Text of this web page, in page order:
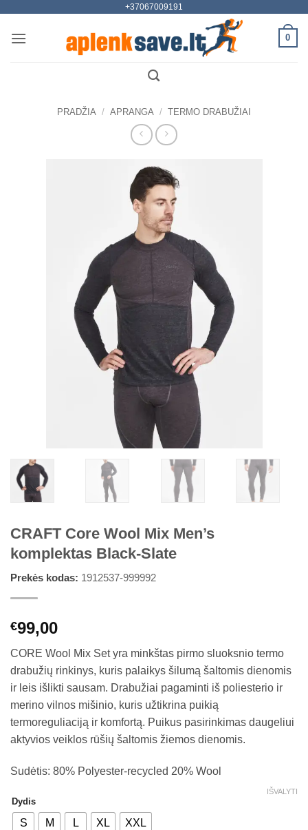
content
+37067009191
0
PRADŽIA / APRANGA / TERMO DRABUŽIAI
CRAFT Core Wool Mix Men’s
komplektas Black-Slate
Prekės kodas: 1912537-999992
€99,00
CORE Wool Mix Set yra minkštas pirmo sluoksnio termo
drabužių rinkinys, kuris palaikys šilumą šaltomis dienomis
ir leis išlikti sausam. Drabužiai pagaminti iš poliesterio ir
merino vilnos mišinio, kuris užtikrina puikią
termoreguliaciją ir komfortą. Puikus pasirinkimas daugeliui
aktyvios veiklos rūšių šaltomis žiemos dienomis.
Sudėtis: 80% Polyester-recycled 20% Wool
Dydis
S M L XL XXL
IŠVALYTI